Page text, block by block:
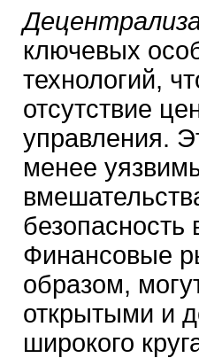
ключевых
технологий,
отсутствие
управления.
менее
безопасность
Финансовые
образом,
открытыми и
широкого